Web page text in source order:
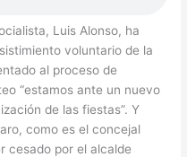
Luis Alonso, ha
voluntario de la
al proceso de
“estamos ante un nuevo
de las fiestas”. Y
como es el concejal
cesado por el alcalde